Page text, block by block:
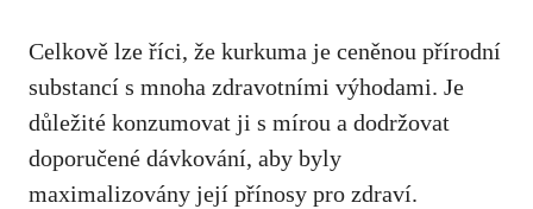
Celkově lze říci, že kurkuma je ceněnou ‌přírodní
substancí s mnoha zdravotními výhodami. Je
důležité ⁢konzumovat ji s ​mírou a dodržovat
doporučené dávkování, aby byly
maximalizovány její⁣ přínosy pro⁣ zdraví.